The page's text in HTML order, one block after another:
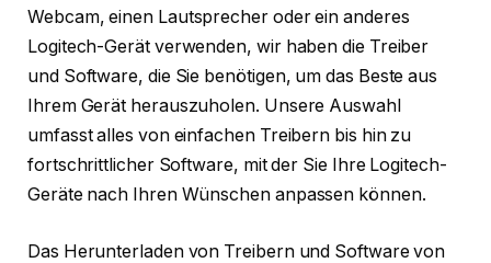
Webcam, einen Lautsprecher oder ein anderes
Logitech-Gerät verwenden, wir haben die Treiber
und Software, die Sie benötigen, um das Beste aus
Ihrem Gerät herauszuholen. Unsere Auswahl
umfasst alles von einfachen Treibern bis hin zu
fortschrittlicher Software, mit der Sie Ihre Logitech-
Geräte nach Ihren Wünschen anpassen können.
Das Herunterladen von Treibern und Software von